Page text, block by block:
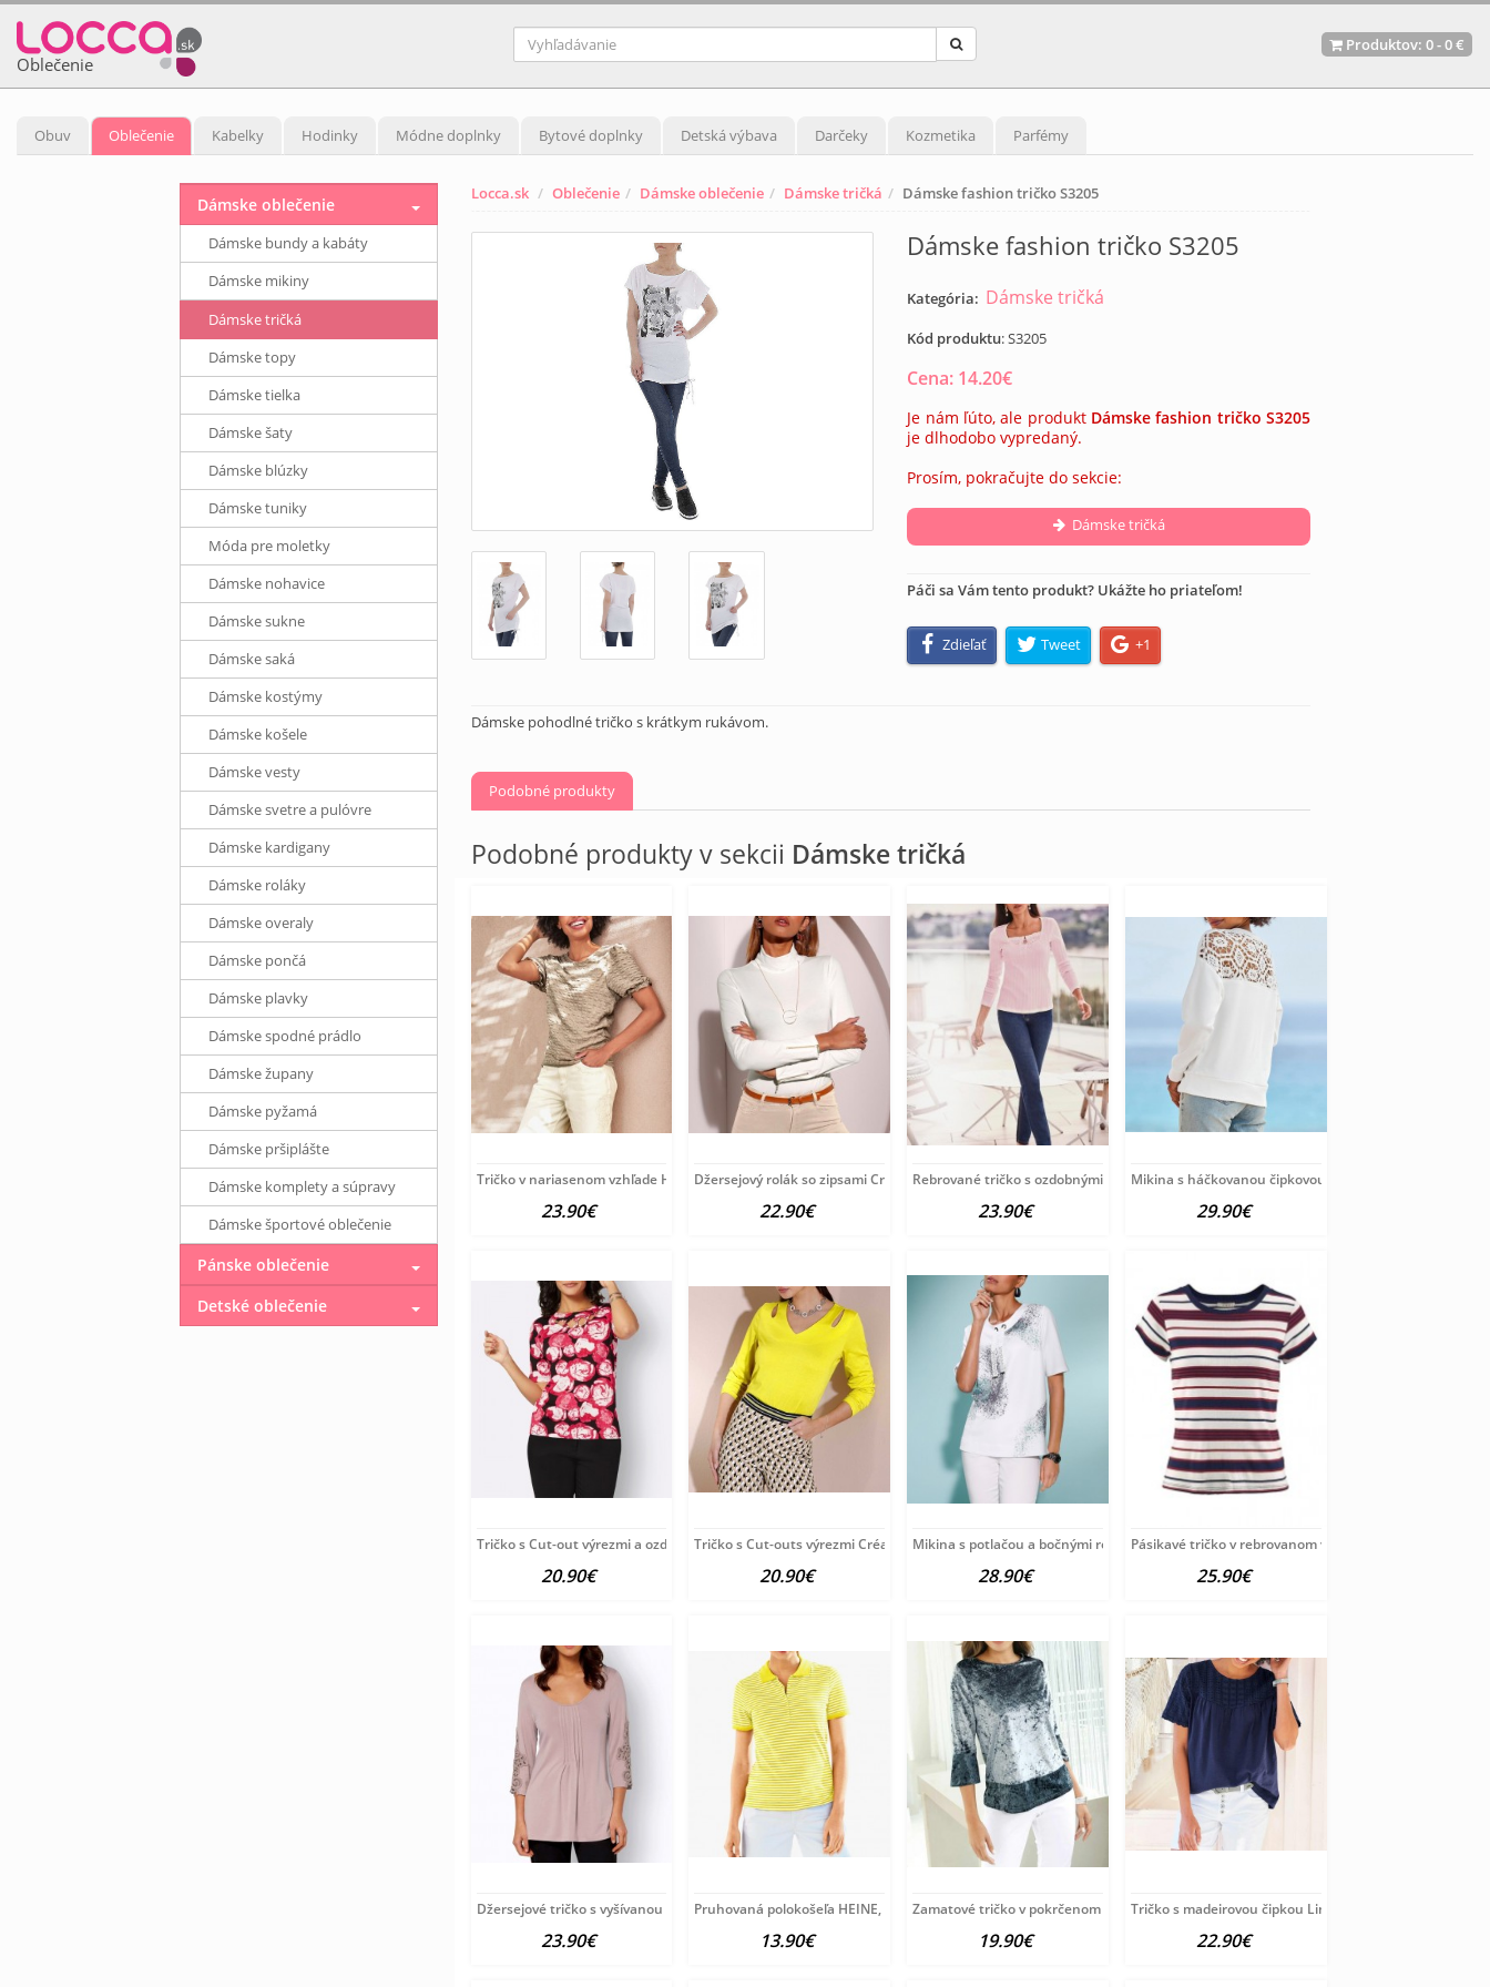
Oblečenie
Produktov: 0-0 €
Obuv Oblečenie Kabelky Hodinky Módne doplnky Bytové doplnky Detská výbava Darčeky Kozmetika Parfémy
Locca.sk Oblečenie Dámske oblečenie Dámske tričká Dámske fashion tričko S3205
Dámske fashion tričko S3205
Kategória: Dámske tričká
Kód produktu:S3205
Cena: 14.20€
Je nám ľúto, ale produkt Dámske fashion tričko S3205
je dlhodobo vypredaný.
Prosím, pokračujte do sekcie:
Dámske tričká
Páči sa Vám tento produkt? Ukážte ho priateľom!
Zdieľať Tweet +1
Dámske pohodlné tričko s krátkym rukávom.
Podobné produkty
Podobné produkty v sekcii Dámske tričká
Tričko v nariasenom vzhľade HEINE, sivobéžové
23.90€
Džersejový rolák so zipsami Création L, biely
22.90€
Rebrované tričko s ozdobnými korálkami Ashley Brooke,
23.90€
Mikina s háčkovanou čipkovou vsadkou HEINE, biela
29.90€
Tričko s Cut-out výrezmi a ozdobnými korálkami
20.90€
Tričko s Cut-outs výrezmi Création L, žlté
20.90€
Mikina s potlačou a bočnými rozparkami Création
28.90€
Pásikavé tričko v rebrovanom vzhľade LEE, červeno-
25.90€
Džersejové tričko s vyšívanou čipkou Fair Lady,
23.90€
Pruhovaná polokošeľa HEINE, žlto-biela
13.90€
Zamatové tričko v pokrčenom vzhľade Fair Lady,
19.90€
Tričko s madeirovou čipkou Linea Tesini, modrá
22.90€
Dámske oblečenie
Dámske bundy a kabáty
Dámske mikiny
Dámske tričká
Dámske topy
Dámske tielka
Dámske šaty
Dámske blúzky
Dámske tuniky
Móda pre moletky
Dámske nohavice
Dámske sukne
Dámske saká
Dámske kostýmy
Dámske košele
Dámske vesty
Dámske svetre a pulóvre
Dámske kardigany
Dámske roláky
Dámske overaly
Dámske pončá
Dámske plavky
Dámske spodné prádlo
Dámske župany
Dámske pyžamá
Dámske pršiplášte
Dámske komplety a súpravy
Dámske športové oblečenie
Pánske oblečenie
Detské oblečenie